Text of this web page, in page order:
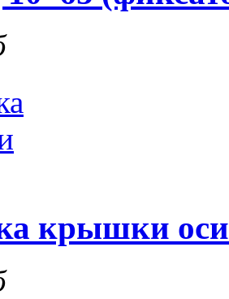
крышки оси